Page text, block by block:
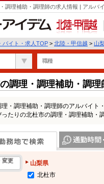
調理補助・調理師の求人情報 | アルバ
北陸・甲信越
バイト・求人TOP > 北陸・甲信越 > 山
職種
調理・調理補助・調
・調理補助・調理師のアルバイト
たりの北杜市の調理・調理補助・
索
変更
山梨県
北杜市